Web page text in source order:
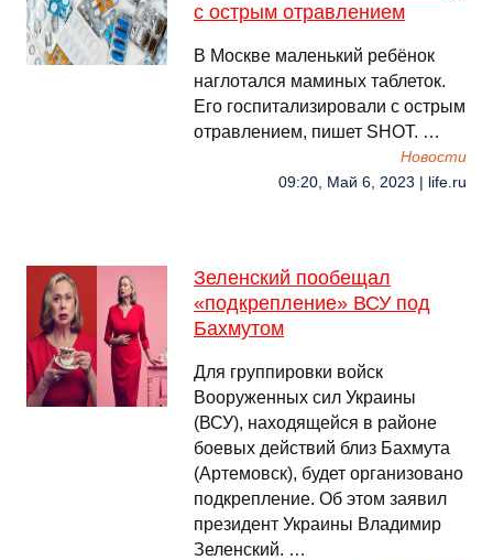
с острым отравлением
В Москве маленький ребёнок
наглотался маминых таблеток.
Его госпитализировали с острым
отравлением, пишет SHOT. …
Новости
09:20, Май 6, 2023 | life.ru
Зеленский пообещал
«подкрепление» ВСУ под
Бахмутом
Для группировки войск
Вооруженных сил Украины
(ВСУ), находящейся в районе
боевых действий близ Бахмута
(Артемовск), будет организовано
подкрепление. Об этом заявил
президент Украины Владимир
Зеленский. …